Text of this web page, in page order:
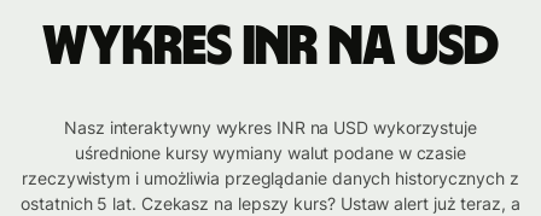
Wykres INR na USD
Nasz interaktywny wykres INR na USD wykorzystuje
uśrednione kursy wymiany walut podane w czasie
rzeczywistym i umożliwia przeglądanie danych historycznych z
ostatnich 5 lat. Czekasz na lepszy kurs? Ustaw alert już teraz, a